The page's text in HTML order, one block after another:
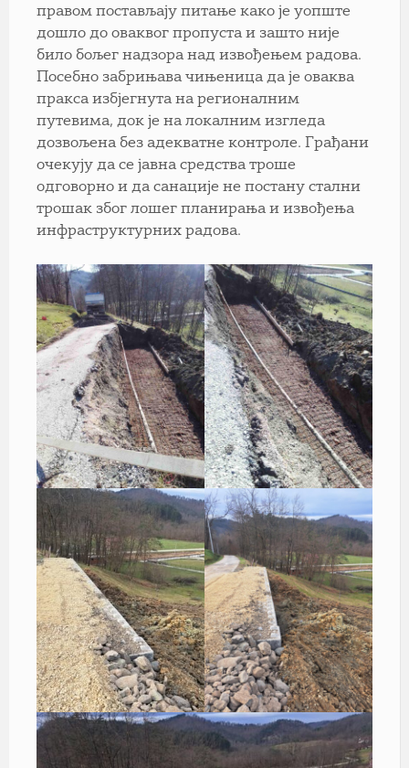
правом постављају питање како је уопште
дошло до оваквог пропуста и зашто није
било бољег надзора над извођењем радова.
Посебно забрињава чињеница да је оваква
пракса избјегнута на регионалним
путевима, док је на локалним изгледа
дозвољена без адекватне контроле. Грађани
очекују да се јавна средства троше
одговорно и да санације не постану стални
трошак због лошег планирања и извођења
инфраструктурних радова.